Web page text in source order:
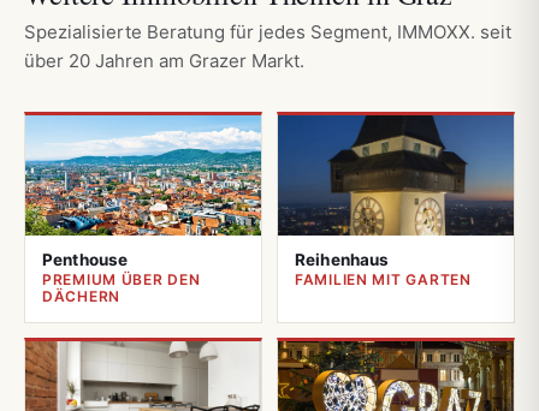
Spezialisierte Beratung für jedes Segment, IMMOXX. seit
über 20 Jahren am Grazer Markt.
Penthouse
PREMIUM ÜBER DEN
DÄCHERN
Reihenhaus
FAMILIEN MIT GARTEN